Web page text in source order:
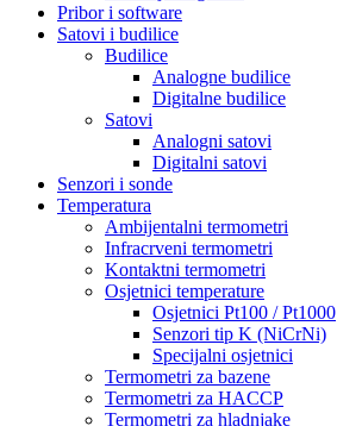
Pribor i software
Satovi i budilice
Budilice
Analogne budilice
Digitalne budilice
Satovi
Analogni satovi
Digitalni satovi
Senzori i sonde
Temperatura
Ambijentalni termometri
Infracrveni termometri
Kontaktni termometri
Osjetnici temperature
Osjetnici Pt100 / Pt1000
Senzori tip K (NiCrNi)
Specijalni osjetnici
Termometri za bazene
Termometri za HACCP
Termometri za hladnjake